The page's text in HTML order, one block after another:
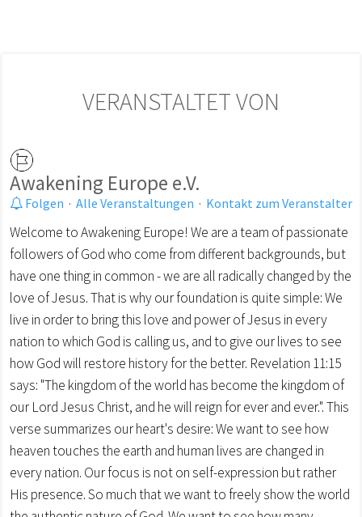
VERANSTALTET VON
Awakening Europe e.V.
Folgen · Alle Veranstaltungen · Kontakt zum Veranstalter
Welcome to Awakening Europe! We are a team of passionate
followers of God who come from different backgrounds, but
have one thing in common - we are all radically changed by the
love of Jesus. That is why our foundation is quite simple: We
live in order to bring this love and power of Jesus in every
nation to which God is calling us, and to give our lives to see
how God will restore history for the better. Revelation 11:15
says: "The kingdom of the world has become the kingdom of
our Lord Jesus Christ, and he will reign for ever and ever.". This
verse summarizes our heart's desire: We want to see how
heaven touches the earth and human lives are changed in
every nation. Our focus is not on self-expression but rather
His presence. So much that we want to freely show the world